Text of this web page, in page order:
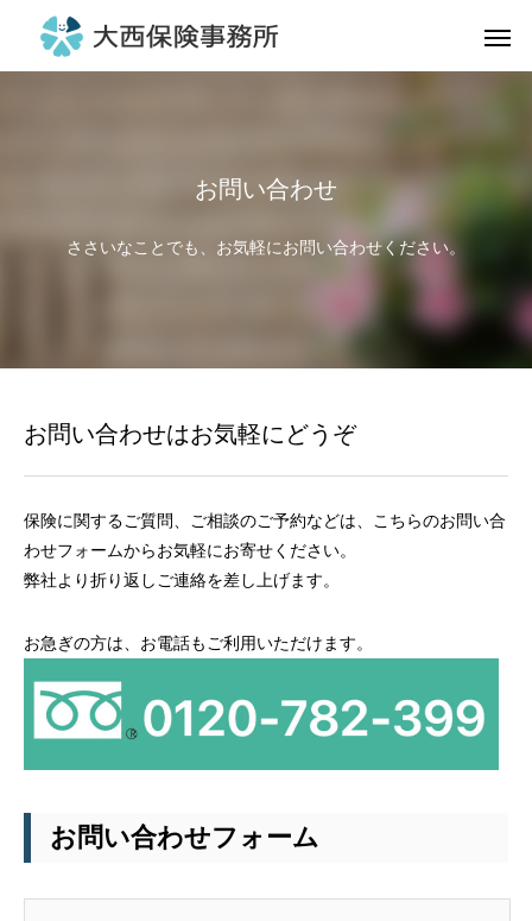
お問い合わせ
ささいなことでも、お気軽にお問い合わせください。
お問い合わせはお気軽にどうぞ
保険に関するご質問、ご相談のご予約などは、こちらのお問い合
わせフォームからお気軽にお寄せください。
弊社より折り返しご連絡を差し上げます。
お急ぎの方は、お電話もご利用いただけます。
お問い合わせフォーム